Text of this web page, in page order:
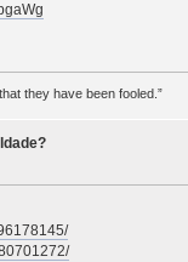
they have been fooled.”